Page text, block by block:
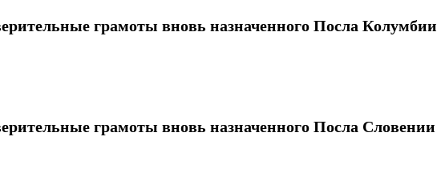
грамоты вновь назначенного Посла Колумбии
грамоты вновь назначенного Посла Словении